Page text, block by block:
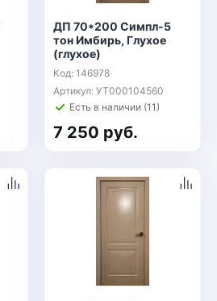
ДП 70*200 Симпл-5
тон Имбирь, Глухое
(глухое)
Код: 146978
Артикул: УТ000104560
Есть в наличии (11)
7 250 руб.